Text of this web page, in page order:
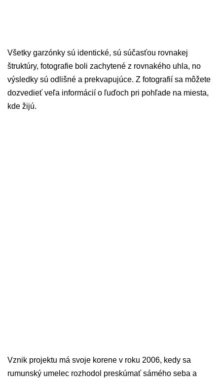
Všetky garzónky sú identické, sú súčasťou rovnakej
štruktúry, fotografie boli zachytené z rovnakého uhla, no
výsledky sú odlišné a prekvapujúce. Z fotografií sa môžete
dozvedieť veľa informácií o ľuďoch pri pohľade na miesta,
kde žijú.
Vznik projektu má svoje korene v roku 2006, kedy sa
rumunský umelec rozhodol preskúmať sámého seba a